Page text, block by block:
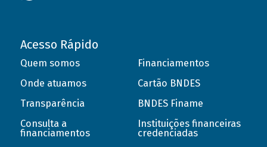
Acesso Rápido
Quem somos
Onde atuamos
Transparência
Consulta a
financiamentos
Financiamentos
Cartão BNDES
BNDES Finame
Instituições financeiras
credenciadas